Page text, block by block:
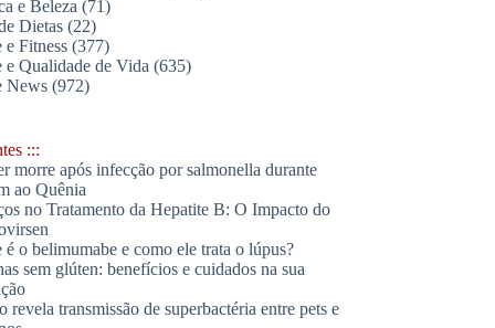
e Beleza (71)
Dietas(22)
e Fitness(377)
e Qualidade de Vida (635)
News(972)
:::
morre após infecção por salmonella durante
ao Quênia
no Tratamento da Hepatite B: O Impacto do
é o belimumabe e como ele trata o lúpus?
sem glúten: benefícios e cuidados na sua
revela transmissão de superbactéria entre pets e